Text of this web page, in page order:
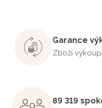
Garance
Zboží
89 319